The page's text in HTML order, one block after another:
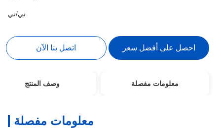
تي/تي
احصل على أفضل سعر اتصل بنا الآن
معلومات مفصلة وصف المنتج
معلومات مفصلة